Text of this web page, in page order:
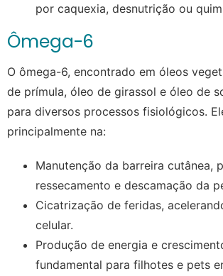
por caquexia, desnutrição ou
Ômega-6
O ômega-6, encontrado em óleos
de prímula, óleo de girassol e óleo de
para diversos processos fisiológicos.
principalmente na:
Manutenção da barreira cutânea,
ressecamento e descamação da
Cicatrização de feridas,
celular.
Produção de energia e
fundamental para filhotes e pets